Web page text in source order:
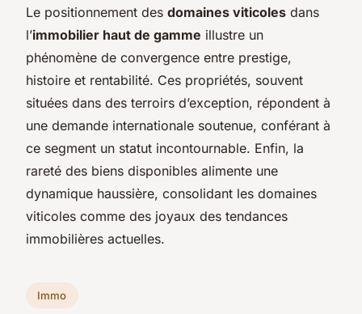
Le positionnement des domaines viticoles dans
l’immobilier haut de gamme illustre un
phénomène de convergence entre prestige,
histoire et rentabilité. Ces propriétés, souvent
situées dans des terroirs d’exception, répondent à
une demande internationale soutenue, conférant à
ce segment un statut incontournable. Enfin, la
rareté des biens disponibles alimente une
dynamique haussière, consolidant les domaines
viticoles comme des joyaux des tendances
immobilières actuelles.
Immo